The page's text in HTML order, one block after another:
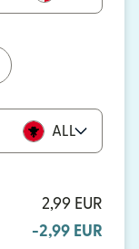
ALL
2,99 EUR
-2,99 EUR